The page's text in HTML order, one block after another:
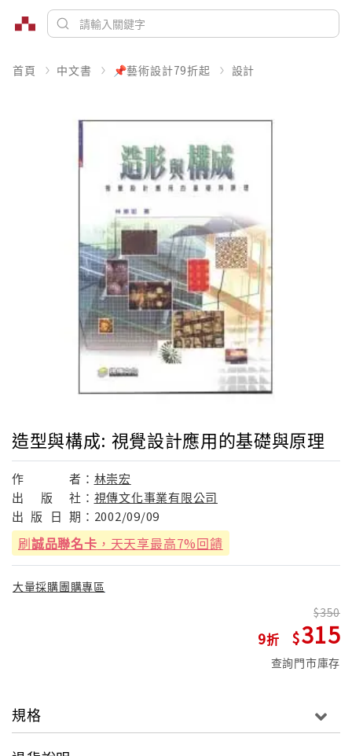
首頁 中文書 📌藝術設計79折起 設計
造型與構成: 視覺設計應用的基礎與原理
作 者： 林崇宏
出
版 社： 視傳文化事業有限公司
出 版 日 期： 2002/09/09
刷誠品聯名卡 ，天天享最高7%回饋
大量採購團購專區
9
350
315
查詢門市庫存
規格